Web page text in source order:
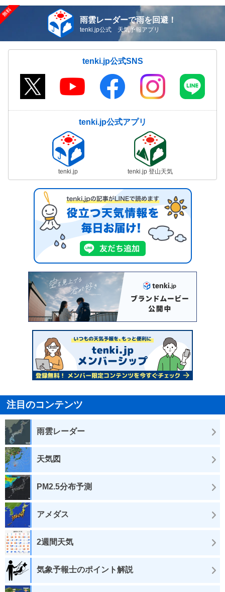
雨雲レーダーで雨を回避！
tenki.jp公式 天気予報アプリ
tenki.jp公式SNS
tenki.jp公式アプリ
tenki.jp tenki.jp 登山天気
注目のコンテンツ
雨雲レーダー
天気図
PM2.5分布予測
アメダス
2週間天気
気象予報士のポイント解説